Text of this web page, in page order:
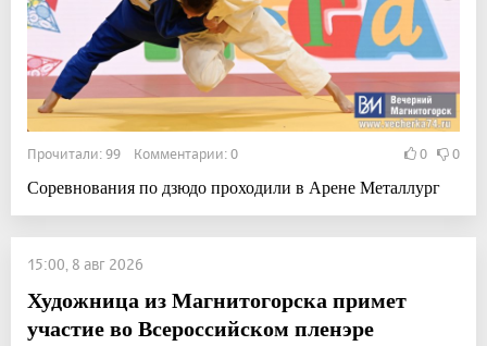
Прочитали: 99 Комментарии: 0 0 0
Соревнования по дзюдо проходили в Арене Металлург
15:00, 8 авг 2026
Художница из Магнитогорска примет
участие во Всероссийском пленэре